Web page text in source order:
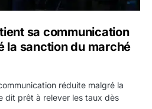
sa communication
la sanction du marché
réduite malgré la
dit prêt à relever les taux dès